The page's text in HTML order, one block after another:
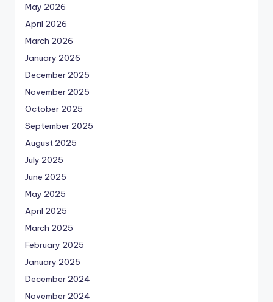
May 2026
April 2026
March 2026
January 2026
December 2025
November 2025
October 2025
September 2025
August 2025
July 2025
June 2025
May 2025
April 2025
March 2025
February 2025
January 2025
December 2024
November 2024